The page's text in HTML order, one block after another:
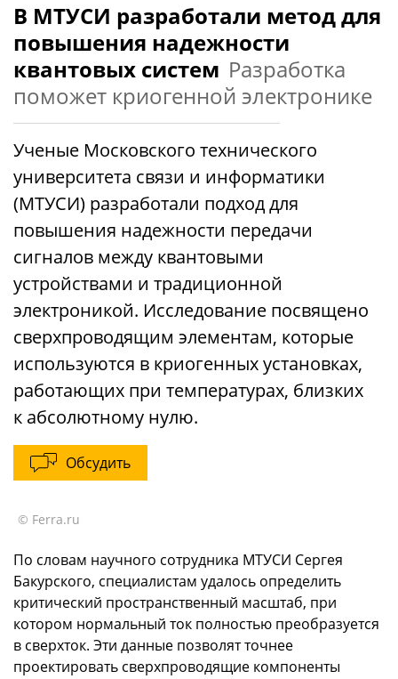
В МТУСИ разработали метод для
повышения надежности
квантовых систем Разработка
поможет криогенной электронике
Ученые Московского технического
университета связи и информатики
(МТУСИ) разработали подход для
повышения надежности передачи
сигналов между квантовыми
устройствами и традиционной
электроникой. Исследование посвящено
сверхпроводящим элементам, которые
используются в криогенных установках,
работающих при температурах, близких
к абсолютному нулю.
Обсудить
© Ferra.ru
По словам научного сотрудника МТУСИ Сергея
Бакурского, специалистам удалось определить
критический пространственный масштаб, при
котором нормальный ток полностью преобразуется
в сверхток. Эти данные позволят точнее
проектировать сверхпроводящие компоненты